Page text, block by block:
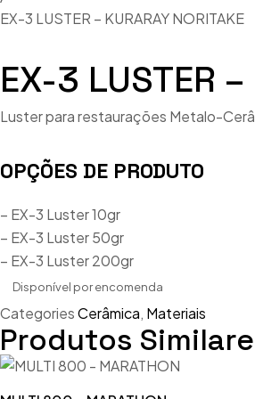
EX-3 LUSTER – KURARAY NORITAKE
EX-3 LUSTER –
Luster para restaurações Metalo-
OPÇÕES DE PRODUTO
– EX-3 Luster 10gr
– EX-3 Luster 50gr
– EX-3 Luster 200gr
Disponível por encomenda
CategoriesCerâmica, Materiais
Produtos